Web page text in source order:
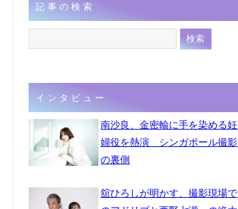
連載
フォト
記事の検索
インタビュー
南沙良、金密輸に手を染める妊
婦役を熱演 シンガポール撮影
の裏側
舘ひろしが明かす、撮影現場で